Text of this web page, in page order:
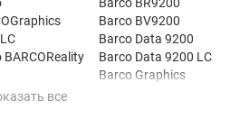
BARCOReality
BARCOReality
Barco BV9200
Barco Data 9200
Barco Data 9200 LC
Barco Graphics